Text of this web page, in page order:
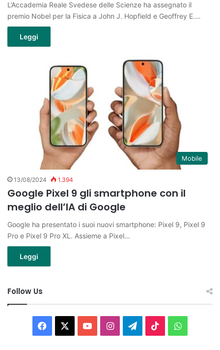
L’Accademia Reale Svedese delle Scienze ha assegnato il
premio Nobel per la Fisica a John J. Hopfield e Geoffrey E.…
Leggi
Mobile
13/08/2024 1.394
Google Pixel 9 gli smartphone con il
meglio dell’IA di Google
Google ha presentato i suoi nuovi smartphone: Pixel 9, Pixel 9
Pro e Pixel 9 Pro XL. Assieme a Pixel…
Leggi
Follow Us
Facebook You InstagramTelegram
TikTok